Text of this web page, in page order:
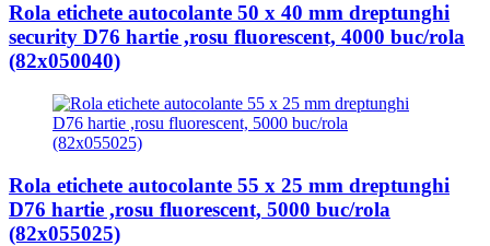
Rola etichete autocolante 50 x 40 mm dreptunghi
security D76 hartie ,rosu fluorescent, 4000 buc/rola
(82x050040)
Rola etichete autocolante 55 x 25 mm dreptunghi
D76 hartie ,rosu fluorescent, 5000 buc/rola
(82x055025)